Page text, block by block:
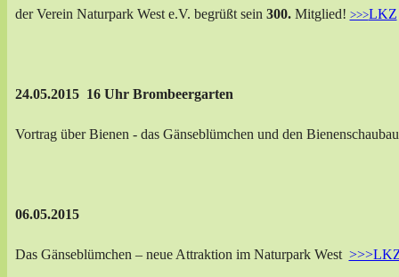
der Verein Naturpark West e.V. begrüßt sein 300.Mitglied! >>>LKZ
24.05.2015 16 Uhr Brombeergarten
Vortrag über Bienen - das Gänseblümchen und den
06.05.2015
Das Gänseblümchen – neue Attraktion im Naturpark West